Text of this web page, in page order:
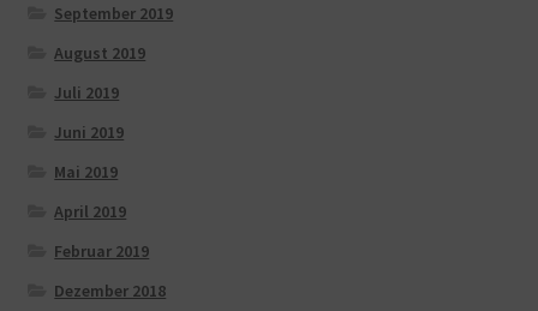
September 2019
August 2019
Juli 2019
Juni 2019
Mai 2019
April 2019
Februar 2019
Dezember 2018